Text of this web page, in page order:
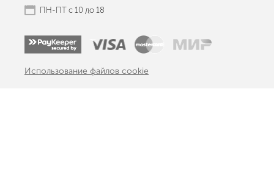
ПН-ПТ с 10 до 18
Использование файлов cookie